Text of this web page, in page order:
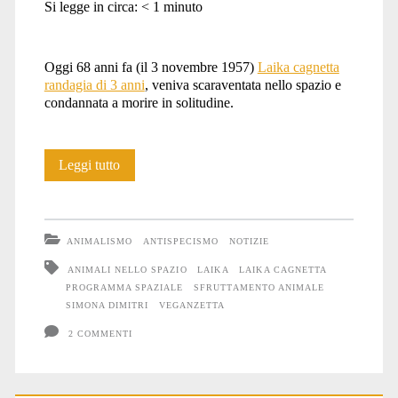
Si legge in circa: < 1 minuto
Oggi 68 anni fa (il 3 novembre 1957) Laika cagnetta
randagia di 3 anni, veniva scaraventata nello spazio e
condannata a morire in solitudine.
Leggi tuttoLaika,
stelle
ANIMALISMO ANTISPECISMO NOTIZIE
ANIMALI NELLO SPAZIO LAIKA
LAIKA CAGNETTA
PROGRAMMA SPAZIALE
SFRUTTAMENTO ANIMALE
SIMONA DIMITRI
VEGANZETTA
2 COMMENTI